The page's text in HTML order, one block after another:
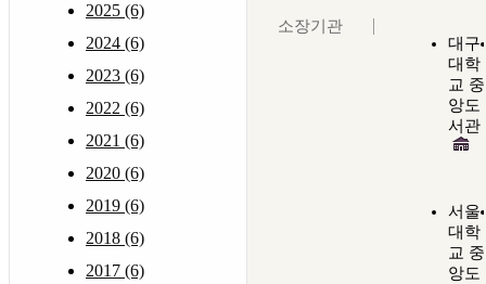
2025 (6)
2024 (6)
2023 (6)
2022 (6)
2021 (6)
2020 (6)
2019 (6)
2018 (6)
2017 (6)
소장기관
대구
대학
교 중
앙도
서관
서울
대학
교 중
앙도